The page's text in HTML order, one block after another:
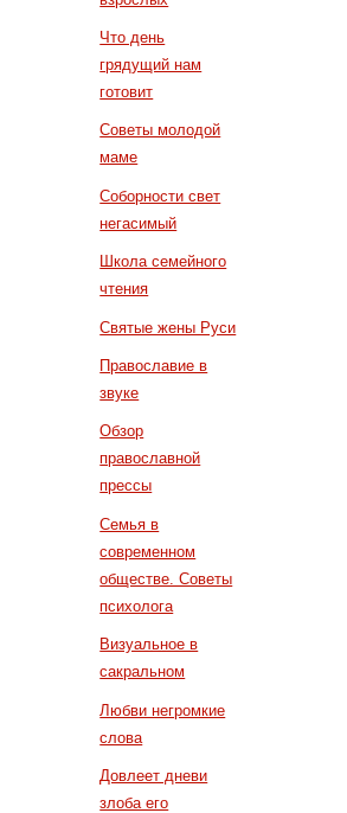
Что день
грядущий нам
готовит
Советы молодой
маме
Соборности свет
негасимый
Школа семейного
чтения
Святые жены Руси
Православие в
звуке
Обзор
православной
прессы
Семья в
современном
обществе. Советы
психолога
Визуальное в
сакральном
Любви негромкие
слова
Довлеет дневи
злоба его